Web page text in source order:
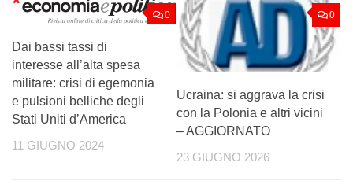
0
Dai bassi tassi di
interesse all’alta spesa
militare: crisi di egemonia
e pulsioni belliche degli
Stati Uniti d’America
11 GIUGNO 2024
0
Ucraina: si aggrava la crisi
con la Polonia e altri vicini
– AGGIORNATO
23 GIUGNO 2026